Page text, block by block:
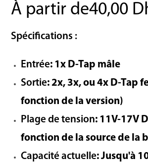
À partir de40,00
Spécifications :
Entrée: 1x D-Tap mâle
Sortie: 2x, 3x, ou 4x D-Tap
fonction de la version)
Plage de tension: 11V-17V
fonction de la source de la
Capacité actuelle: Jusqu'à